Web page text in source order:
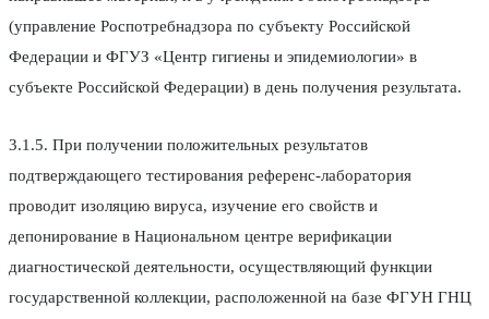
(управление Роспотребнадзора по субъекту Российской
Федерации и ФГУЗ «Центр гигиены и эпидемиологии» в
субъекте Российской Федерации) в день получения результата.
3.1.5. При получении положительных результатов
подтверждающего тестирования референс-лаборатория
проводит изоляцию вируса, изучение его свойств и
депонирование в Национальном центре верификации
диагностической деятельности, осуществляющий функции
государственной коллекции, расположенной на базе ФГУН ГНЦ